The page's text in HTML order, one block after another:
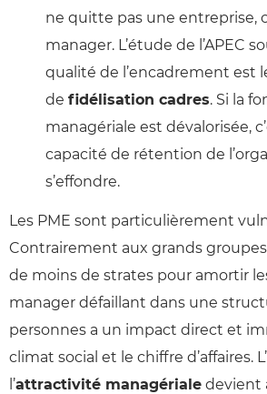
ne quitte pas une entreprise,
manager. L’étude de l’APEC
qualité de l’encadrement est
de fidélisation cadres. Si la
managériale est dévalorisée,
capacité de rétention de
s’effondre.
Les PME sont particulièrement
Contrairement aux grands
de moins de strates pour amortir
manager défaillant dans une
personnes a un impact direct et
climat social et le chiffre d’affaires.
l’attractivité managériale devient